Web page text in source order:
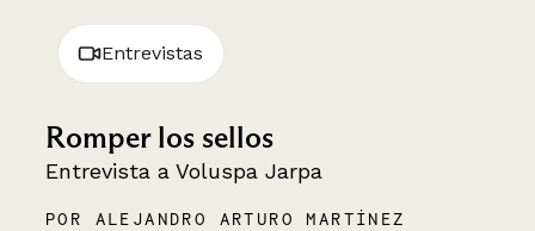
Entrevistas
Romper los sellos
Entrevista a Voluspa Jarpa
POR ALEJANDRO ARTURO MARTÍNEZ